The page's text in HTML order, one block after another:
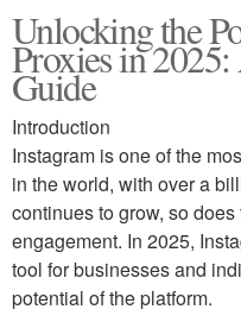
Unlocking the
Proxies in
Guide
Introduction
Instagram is one of the
in the world, with over a
continues to grow, so
engagement. In 2025,
tool for businesses and
potential of the platform.